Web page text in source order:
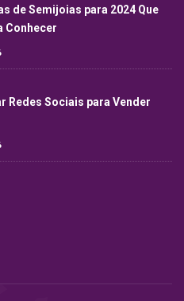
de Semijoias para 2024 Que
Conhecer
Redes Sociais para Vender